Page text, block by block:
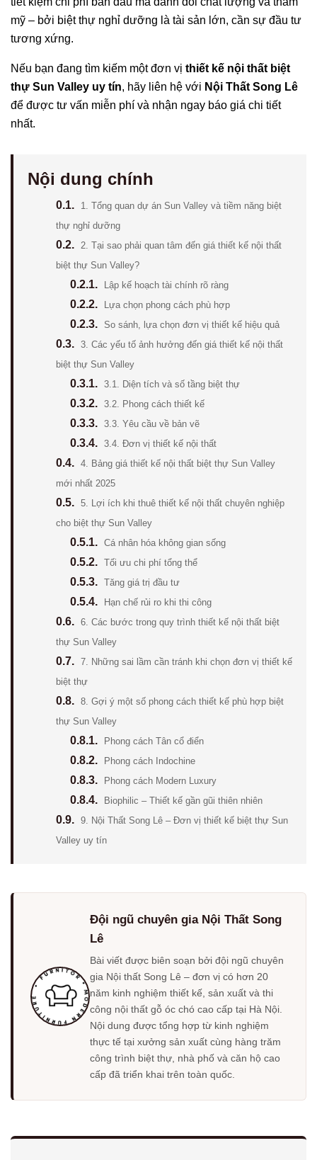
mỹ – bởi biệt thự nghỉ dưỡng là tài sản lớn, cần sự đầu tư
tương xứng.
Nếu bạn đang tìm kiếm một đơn vị thiết kế nội thất biệt
thự Sun Valley uy tín, hãy liên hệ với Nội Thất Song Lê
để được tư vấn miễn phí và nhận ngay báo giá chi tiết
nhất.
Nội dung chính
0.1.
1. Tổng quan dự án Sun Valley và tiềm năng biệt
thự nghỉ dưỡng
0.2. 2. Tại sao phải quan tâm đến giá thiết kế nội thất
biệt thự Sun Valley?
0.2.1. Lập kế hoạch tài chính rõ ràng
0.2.2. Lựa chọn phong cách phù hợp
0.2.3. So sánh, lựa chọn đơn vị thiết kế hiệu quả
0.3. 3. Các yếu tố ảnh hưởng đến giá thiết kế nội thất
biệt thự Sun Valley
0.3.1. 3.1. Diện tích và số tầng biệt thự
0.3.2. 3.2. Phong cách thiết kế
0.3.3. 3.3. Yêu cầu về bản vẽ
0.3.4. 3.4. Đơn vị thiết kế nội thất
0.4. 4. Bảng giá thiết kế nội thất biệt thự Sun Valley
mới nhất 2025
0.5. 5. Lợi ích khi thuê thiết kế nội thất chuyên nghiệp
cho biệt thự Sun Valley
0.5.1. Cá nhân hóa không gian sống
0.5.2. Tối ưu chi phí tổng thể
0.5.3. Tăng giá trị đầu tư
0.5.4. Hạn chế rủi ro khi thi công
0.6. 6. Các bước trong quy trình thiết kế nội thất biệt
thự Sun Valley
0.7. 7. Những sai lầm cần tránh khi chọn đơn vị thiết kế
biệt thự
0.8. 8. Gợi ý một số phong cách thiết kế phù hợp biệt
thự Sun Valley
0.8.1. Phong cách Tân cổ điển
0.8.2. Phong cách Indochine
0.8.3. Phong cách Modern Luxury
0.8.4. Biophilic – Thiết kế gần gũi thiên nhiên
0.9. 9. Nội Thất Song Lê – Đơn vị thiết kế biệt thự Sun
Valley uy tín
Đội ngũ chuyên gia Nội Thất Song
Lê
Bài viết được biên soạn bởi đội ngũ chuyên
gia Nội thất Song Lê – đơn vị có hơn 20
năm kinh nghiệm thiết kế, sản xuất và thi
công nội thất gỗ óc chó cao cấp tại Hà Nội.
Nội dung được tổng hợp từ kinh nghiệm
thực tế tại xưởng sản xuất cùng hàng trăm
công trình biệt thự, nhà phố và căn hộ cao
cấp đã triển khai trên toàn quốc.